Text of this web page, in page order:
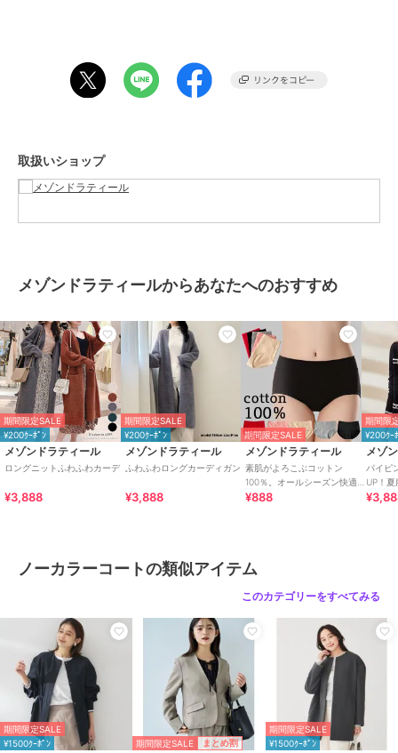
アクリル100％
商品のお取り扱い方法
ルダー/UVカット加工/洗える
ノーカラーコート
/無地/長袖/ストレートショ
ルダー/ UVカット加工/洗える
ライフスタイル ゴルフ/ア
ウトドア/
その他・スポーツ全般
クルー・Uネック
パーティ
ー・結婚式・二次会
ビジネス
原産国 CHINA
取扱いショップ
メゾンドラティールからあなたへのおすすめ
期間限定SALE
¥200ｸｰﾎﾟﾝ
メゾンドラティール
ロングニットふわふわカーデ
¥3,888
期間限定SALE
¥200ｸｰﾎﾟﾝ
メゾンドラティール
ふわふわロングカーディガン
¥3,888
期間限定SALE
メゾンドラティール
素肌がよろこぶコットン
100％。オールシーズン快適
に使えて心地いいフィット感
¥888
期間限
¥200ｸｰ
メゾ
パイピ
UP！
ト風
ノーカラーコートの類似アイテム
このカテゴリーをすべてみる
期間限定SALE
¥1500ｸｰﾎﾟﾝ
期間限定SALE まとめ割
期間限定SALE
¥1500ｸｰﾎﾟﾝ